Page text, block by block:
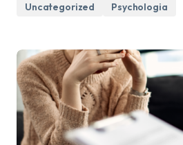
Uncategorized Psychologia